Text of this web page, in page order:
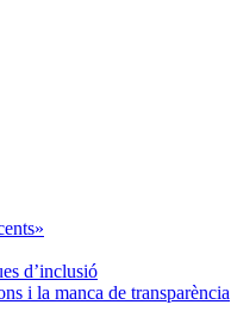
d’inclusió
i la manca de transparència